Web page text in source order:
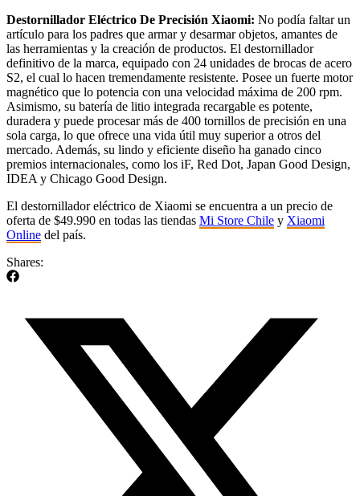
Destornillador Eléctrico De Precisión Xiaomi: No podía faltar un
artículo para los padres que armar y desarmar objetos, amantes de
las herramientas y la creación de productos. El destornillador
definitivo de la marca, equipado con 24 unidades de brocas de acero
S2, el cual lo hacen tremendamente resistente. Posee un fuerte motor
magnético que lo potencia con una velocidad máxima de 200 rpm.
Asimismo, su batería de litio integrada recargable es potente,
duradera y puede procesar más de 400 tornillos de precisión en una
sola carga, lo que ofrece una vida útil muy superior a otros del
mercado. Además, su lindo y eficiente diseño ha ganado cinco
premios internacionales, como los iF, Red Dot, Japan Good Design,
IDEA y Chicago Good Design.
El destornillador eléctrico de Xiaomi se encuentra a un precio de
oferta de $49.990 en todas las tiendas Mi Store Chile y Xiaomi
Online del país.
Shares: